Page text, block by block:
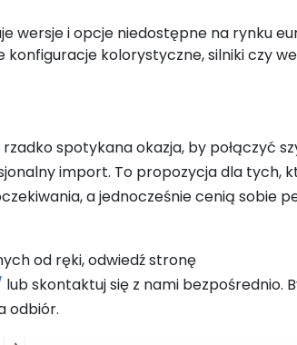
wersje i opcje niedostępne na rynku
konfiguracje kolorystyczne, silniki czy
spotykana okazja, by połączyć
import. To propozycja dla tych,
a jednocześnie cenią sobie
od ręki, odwiedź stronę
lub skontaktuj się z nami bezpośrednio.
odbiór.